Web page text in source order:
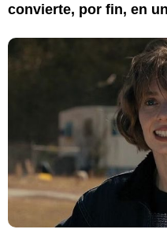
convierte, por fin, en